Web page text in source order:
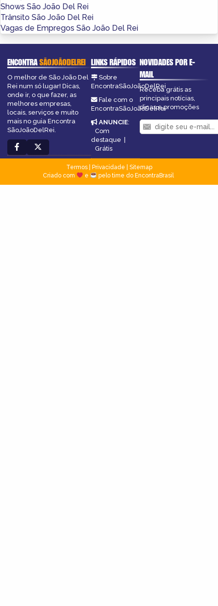
Shows São João Del Rei
Trânsito São João Del Rei
Vagas de Empregos São João Del Rei
ENCONTRASÃOJOÃODELREI
O melhor de São João Del
Rei num só lugar! Dicas,
onde ir, o que fazer, as
melhores empresas,
locais, serviços e muito
mais no guia Encontra
SãoJoãoDelRei.
LINKS RÁPIDOS
Sobre
EncontraSãoJoãoDelRei
Fale com o
EncontraSãoJoãoDelRei
ANUNCIE:
Com
destaque
Grátis
NOVIDADES POR E-
MAIL
Receba grátis as
principais notícias,
dicas e promoções
Termos| Privacidade
Sitemap
Criado com
e pelo time do EncontraBrasil